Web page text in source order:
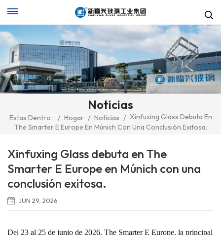
Noticias
Estas Dentro : / Hogar / Noticias / Xinfuxing Glass Debuta En
The Smarter E Europe En Múnich Con Una Conclusión Exitosa.
Xinfuxing Glass debuta en The
Smarter E Europe en Múnich con una
conclusión exitosa.
JUN 29, 2026
Del 23 al 25 de junio de 2026, The Smarter E Europe, la principal